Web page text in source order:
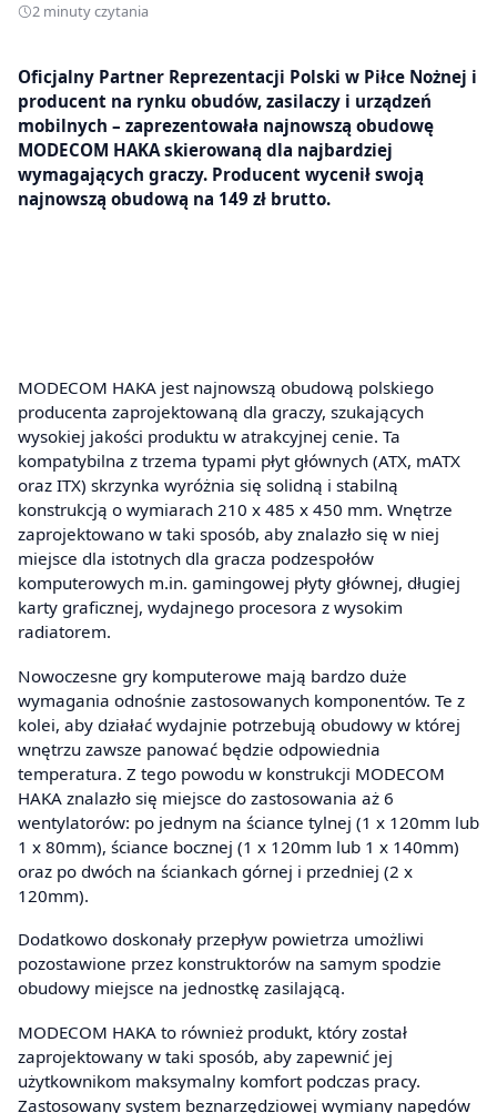
2 minuty czytania
Oficjalny Partner Reprezentacji Polski w Piłce Nożnej i
producent na rynku obudów, zasilaczy i urządzeń
mobilnych – zaprezentowała najnowszą obudowę
MODECOM HAKA skierowaną dla najbardziej
wymagających graczy. Producent wycenił swoją
najnowszą obudową na 149 zł brutto.
MODECOM HAKA jest najnowszą obudową polskiego
producenta zaprojektowaną dla graczy, szukających
wysokiej jakości produktu w atrakcyjnej cenie. Ta
kompatybilna z trzema typami płyt głównych (ATX, mATX
oraz ITX) skrzynka wyróżnia się solidną i stabilną
konstrukcją o wymiarach 210 x 485 x 450 mm. Wnętrze
zaprojektowano w taki sposób, aby znalazło się w niej
miejsce dla istotnych dla gracza podzespołów
komputerowych m.in. gamingowej płyty głównej, długiej
karty graficznej, wydajnego procesora z wysokim
radiatorem.
Nowoczesne gry komputerowe mają bardzo duże
wymagania odnośnie zastosowanych komponentów. Te z
kolei, aby działać wydajnie potrzebują obudowy w której
wnętrzu zawsze panować będzie odpowiednia
temperatura. Z tego powodu w konstrukcji MODECOM
HAKA znalazło się miejsce do zastosowania aż 6
wentylatorów: po jednym na ściance tylnej (1 x 120mm lub
1 x 80mm), ściance bocznej (1 x 120mm lub 1 x 140mm)
oraz po dwóch na ściankach górnej i przedniej (2 x
120mm).
Dodatkowo doskonały przepływ powietrza umożliwi
pozostawione przez konstruktorów na samym spodzie
obudowy miejsce na jednostkę zasilającą.
MODECOM HAKA to również produkt, który został
zaprojektowany w taki sposób, aby zapewnić jej
użytkownikom maksymalny komfort podczas pracy.
Zastosowany system beznarzędziowej wymiany napędów